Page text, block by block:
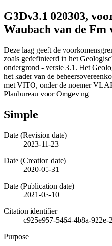
G3Dv3.1 020303,
Waubach van de Fm
Deze laag geeft de
zoals gedefinieerd in het
ondergrond - versie 3.1. Het
het kader van de
met VITO, onder de noemer
Planbureau voor Omgeving
Simple
Date (Revision date)
2023-11-23
Date (Creation date)
2020-05-31
Date (Publication date)
2021-03-10
Citation identifier
c925e957-5464-4b8a-922e-
Purpose